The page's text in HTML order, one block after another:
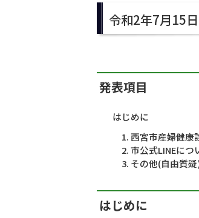
こ
令和2年7月15
発表項目
はじめに
西宮市産婦健康
市公式LINEにつ
その他(自由質
はじめに